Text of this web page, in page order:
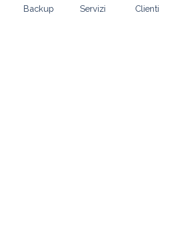
Backup Servizi Clienti